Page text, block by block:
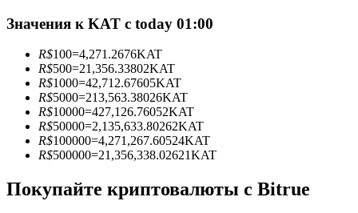
за копи-трейдинг
Информация
Значения к KAT с today 01:00
R$100=4,271.2676KAT
R$500=21,356.33802KAT
R$1000=42,712.67605KAT
R$5000=213,563.38026KAT
R$10000=427,126.76052KAT
R$50000=2,135,633.80262KAT
R$100000=4,271,267.60524KAT
R$500000=21,356,338.02621KAT
Покупайте криптовалюты с Bitrue